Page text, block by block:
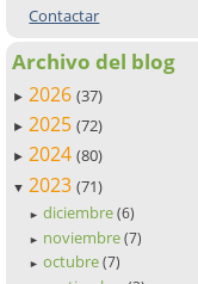
Contactar
Archivo del blog
► 2026 (37)
► 2025 (72)
► 2024 (80)
▼ 2023 (71)
► diciembre (6)
► noviembre (7)
► octubre (7)